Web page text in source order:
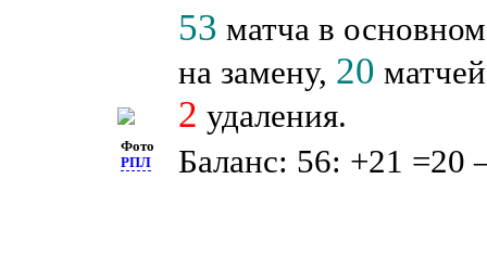
Фото
РПЛ
53 матча в
на замену, 20
2 удаления.
Баланс: 56: +21 =20